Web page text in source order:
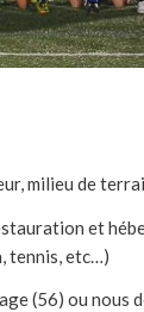
milieu de
et
tennis, etc…)
(56) ou nous